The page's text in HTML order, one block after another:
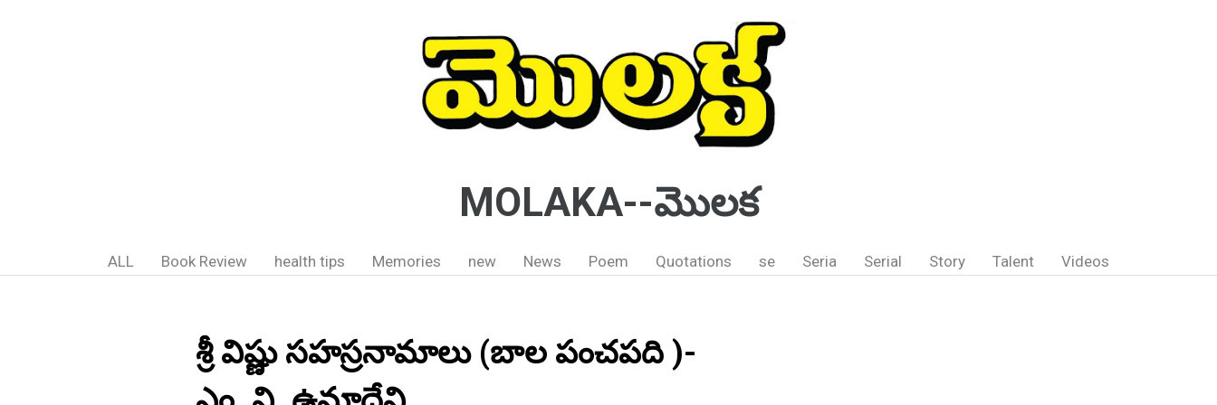
MOLAKA--మొలక
ALL Book Review health tips Memories new News Poem Quotations se Seria Serial Story Talent Videos
శ్రీ విష్ణు సహస్రనామాలు (బాల పంచపది )-